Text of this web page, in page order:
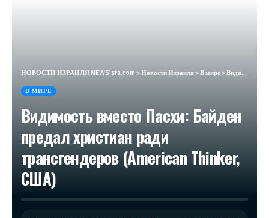
НОВОСТИ ИЗРАИЛЯ NEWSisra.com >Новости Израиля>В мире>Видимость вместо Пасхи: Байден предал христиан ради трансгендеров (American Thinker, США)
В МИРЕ
Видимость вместо Пасхи: Байден
предал христиан ради
трансгендеров (American Thinker,
США)